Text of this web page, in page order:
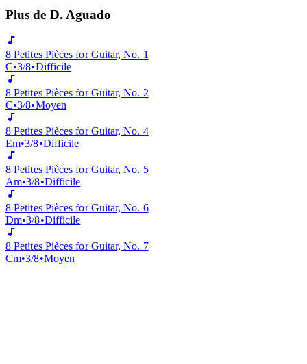
cette pièce.
Plus de D. Aguado
8 Petites Pièces for Guitar, No. 1
C •3/8•Difficile
8 Petites Pièces for Guitar, No. 2
C •3/8•Moyen
8 Petites Pièces for Guitar, No. 4
Em•3/8• Difficile
8 Petites Pièces for Guitar, No. 5
Am•3/8• Difficile
8 Petites Pièces for Guitar, No. 6
Dm•3/8• Difficile